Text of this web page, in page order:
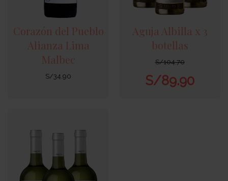
Corazón del Pueblo
Alianza Lima
Malbec
S/34.90
Aguja Albilla x 3
botellas
S/104.70
S/89.90